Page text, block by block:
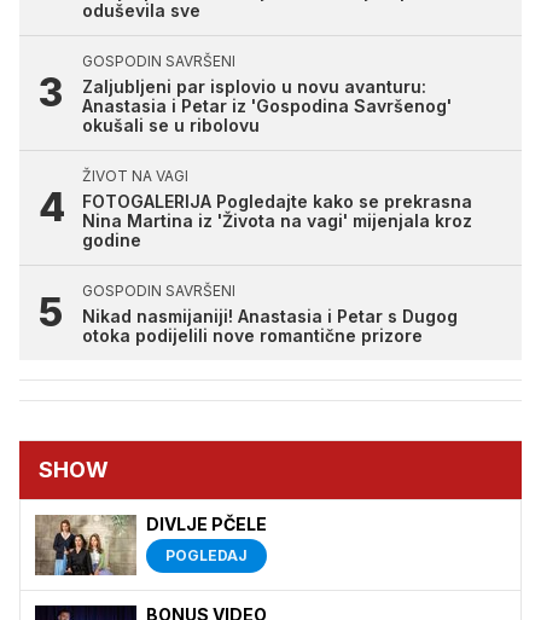
oduševila sve
GOSPODIN SAVRŠENI
Zaljubljeni par isplovio u novu avanturu:
Anastasia i Petar iz 'Gospodina Savršenog'
okušali se u ribolovu
ŽIVOT NA VAGI
FOTOGALERIJA Pogledajte kako se prekrasna
Nina Martina iz 'Života na vagi' mijenjala kroz
godine
GOSPODIN SAVRŠENI
Nikad nasmijaniji! Anastasia i Petar s Dugog
otoka podijelili nove romantične prizore
SHOW
DIVLJE PČELE
POGLEDAJ
BONUS VIDEO